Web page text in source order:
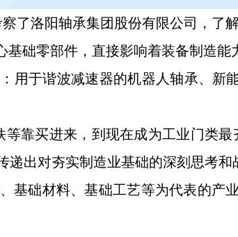
了洛阳轴承集团股份有限公司，了
础零部件，直接影响着装备制造能
用于谐波减速器的机器人轴承、
靠买进来，到现在成为工业门类
出对夯实制造业基础的深刻思考和
基础材料、基础工艺等为代表的产